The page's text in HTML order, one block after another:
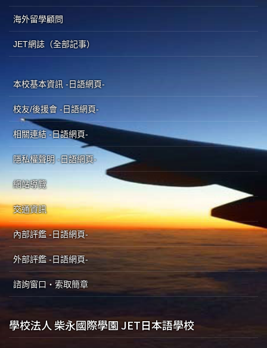
海外留學顧問
JET網誌（全部記事）
本校基本資訊 -日語網頁-
校友/後援會 -日語網頁-
相關連結 -日語網頁-
隱私權聲明 -日語網頁-
網站導覽
交通資訊
內部評鑑 -日語網頁-
外部評鑑 -日語網頁-
諮詢窗口・索取簡章
學校法人 柴永國際學園 JET日本語學校